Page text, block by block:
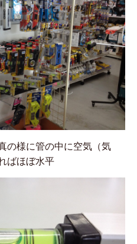
の様に管の中に空気（気
ばほぼ水平